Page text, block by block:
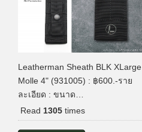
Leatherman Sheath BLK XLarge
Molle 4" (931005) : ฿600.-ราย
ละเอียด : ขนาด…
Read 1305 times